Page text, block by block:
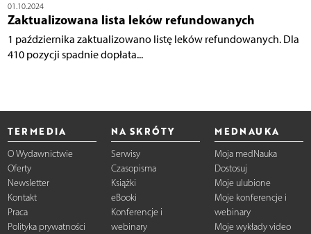
01.10.2024
Zaktualizowana lista leków refundowanych
1 października zaktualizowano listę leków refundowanych. Dla
410 pozycji spadnie dopłata...
TERMEDIA
O Wydawnictwie
Oferty
Newsletter
Kontakt
Praca
Polityka prywatności
NA SKRÓTY
Serwisy
Czasopisma
Książki
eBooki
Konferencje i
webinary
MEDNAUKA
Moja medNauka
Dostosuj
Moje ulubione
Moje konferencje i
webinary
Moje wykłady video